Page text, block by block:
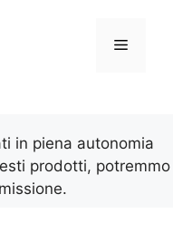
Menu
in piena autonomia
prodotti, potremmo